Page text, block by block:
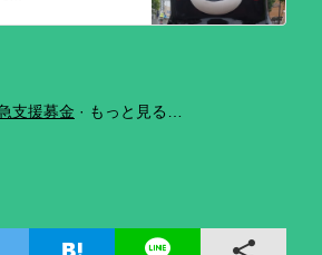
支援募金 もっと見る…